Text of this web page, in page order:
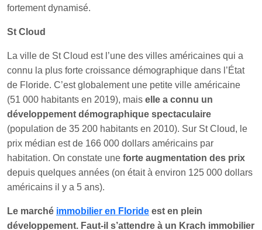
fortement dynamisé.
St Cloud
La ville de St Cloud est l’une des villes américaines qui a
connu la plus forte croissance démographique dans l’État
de Floride. C’est globalement une petite ville américaine
(51 000 habitants en 2019), mais elle a connu un
développement démographique spectaculaire
(population de 35 200 habitants en 2010). Sur St Cloud, le
prix médian est de 166 000 dollars américains par
habitation. On constate une forte augmentation des prix
depuis quelques années (on était à environ 125 000 dollars
américains il y a 5 ans).
Le marché immobilier en Floride est en plein
développement. Faut-il s’attendre à un Krach immobilier